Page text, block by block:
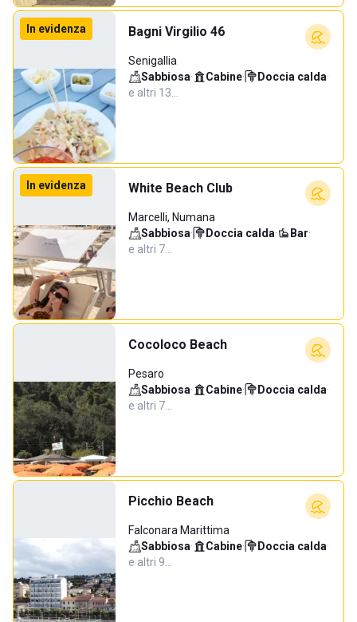
In evidenza Bagni Virgilio 46
Senigallia
Sabbiosa· Cabine· Doccia calda·
e altri 13…
In evidenza White Beach Club
Marcelli, Numana
Sabbiosa· Doccia calda· Bar·
e altri 7…
Cocoloco Beach
Pesaro
Sabbiosa· Cabine· Doccia calda·
e altri 7…
Picchio Beach
Falconara Marittima
Sabbiosa· Cabine· Doccia calda·
e altri 9…